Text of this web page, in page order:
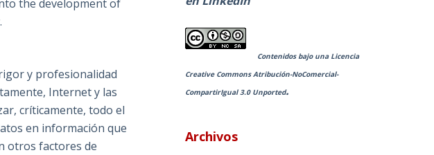
the development of
y profesionalidad
Internet y las
críticamente, todo el
en información que
otros factores de
Contenidos bajo una Licencia
Creative Commons Atribución-NoComercial-
CompartirIgual 3.0 Unported.
Archivos